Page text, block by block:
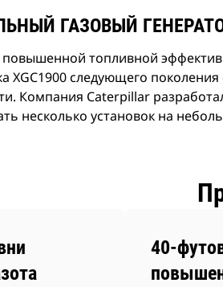
ГАЗОВЫЙ
топливной
XGC1900 следующего
Компания Caterpillar
несколько установок на
40-